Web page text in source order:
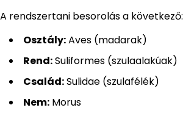
A rendszertani besorolás a következő:
Osztály:Aves (madarak)
Rend:Suliformes (szulaalakúak)
Család:Sulidae (szulafélék)
Nem: Morus